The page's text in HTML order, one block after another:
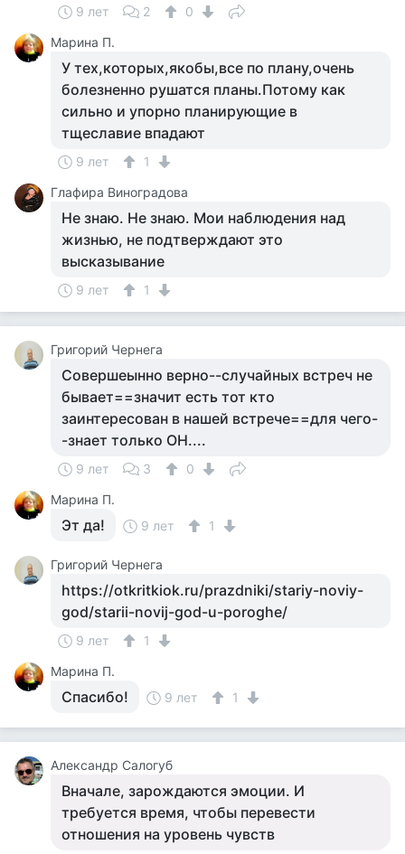
9 лет 2
0
Марина П.
У тех,которых,якобы,все по плану,очень
болезненно рушатся планы.Потому как
сильно и упорно планирующие в
тщеславие впадают
9 лет
1
Глафира Виноградова
Не знаю. Не знаю. Мои наблюдения над
жизнью, не подтверждают это
высказывание
9 лет 1
Григорий Чернега
Совершеынно верно--случайных встреч не
бывает==значит есть тот кто
заинтересован в нашей встрече==для чего-
-знает только ОН....
9 лет 3
0
Марина П.
Эт да! 9 лет 1
Григорий Чернега
https://otkritkiok.ru/prazdniki/stariy-noviy-
god/starii-novij-god-u-poroghe/
9 лет
1
Марина П.
Спасибо! 9 лет 1
Александр Салогуб
Вначале, зарождаются эмоции. И
требуется время, чтобы перевести
отношения на уровень чувств